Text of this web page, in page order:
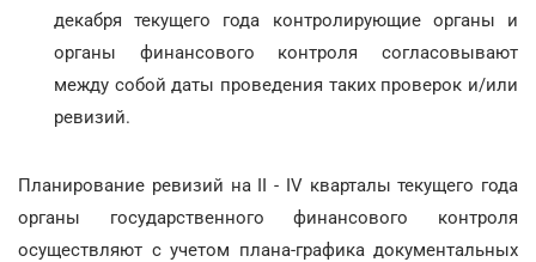
декабря текущего года контролирующие органы и
органы финансового контроля согласовывают
между собой даты проведения таких проверок и/или
ревизий.
Планирование ревизий на II - IV кварталы текущего года
органы государственного финансового контроля
осуществляют с учетом плана-графика документальных